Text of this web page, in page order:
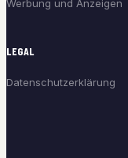
Werbung und Anzeigen
LEGAL
Datenschutzerklärung